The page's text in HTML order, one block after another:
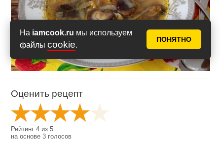
На iamcook.ru мы используем
файлы cookie.
ПОНЯТНО
Оценить рецепт
Рейтинг4 из5
на основе3 голосов